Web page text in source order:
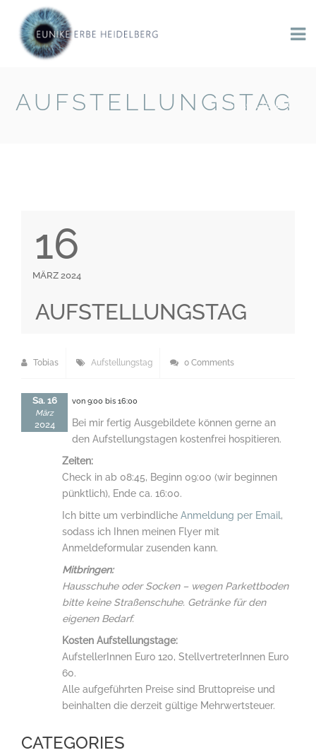
AUFSTELLUNGSTAG
BACK TO BLOG
16
MÄRZ 2024
AUFSTELLUNGSTAG
Tobias Aufstellungstag 0 Comments
Sa. 16
März
2024
von 9:00 bis 16:00
Bei mir fertig Ausgebildete können gerne an
den Aufstellungstagen kostenfrei hospitieren.
Zeiten:
Check in ab 08:45, Beginn 09:00 (wir beginnen
pünktlich), Ende ca. 16:00.
Ich bitte um verbindliche Anmeldung per Email ,
sodass ich Ihnen meinen Flyer mit
Anmeldeformular zusenden kann.
Mitbringen:
Hausschuhe oder Socken – wegen Parkettboden
bitte keine Straßenschuhe. Getränke für den
eigenen Bedarf.
Kosten Aufstellungstage:
AufstellerInnen Euro 120, StellvertreterInnen Euro
60.
Alle aufgeführten Preise sind Bruttopreise und
beinhalten die derzeit gültige Mehrwertsteuer.
CATEGORIES